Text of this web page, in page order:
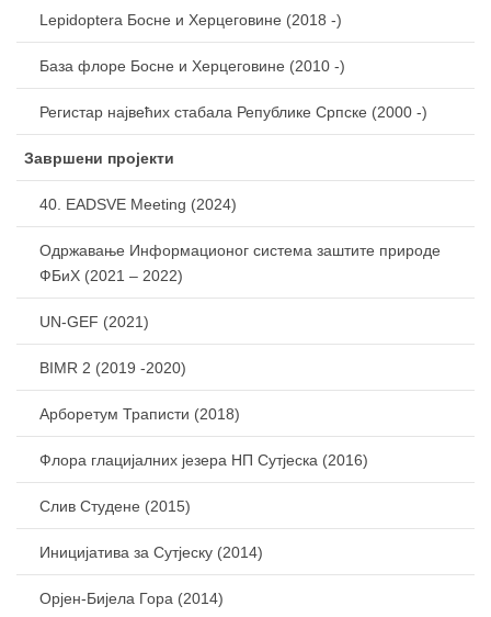
Lepidoptera Босне и Херцеговине (2018 -)
База флоре Босне и Херцеговине (2010 -)
Регистар највећих стабала Републике Српске (2000 -)
Завршени пројекти
40. EADSVE Meeting (2024)
Одржавање Информационог система заштите природе
ФБиХ (2021 – 2022)
UN-GEF (2021)
BIMR 2 (2019 -2020)
Арборетум Траписти (2018)
Флора глацијалних језера НП Сутјеска (2016)
Слив Студене (2015)
Иницијатива за Сутјеску (2014)
Орјен-Бијела Гора (2014)